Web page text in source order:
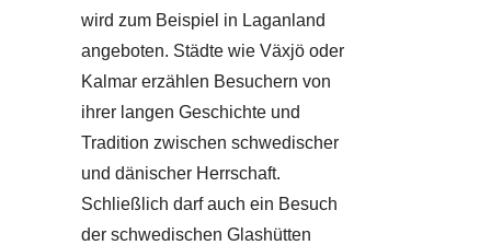
wird zum Beispiel in Laganland
angeboten. Städte wie Växjö oder
Kalmar erzählen Besuchern von
ihrer langen Geschichte und
Tradition zwischen schwedischer
und dänischer Herrschaft.
Schließlich darf auch ein Besuch
der schwedischen Glashütten